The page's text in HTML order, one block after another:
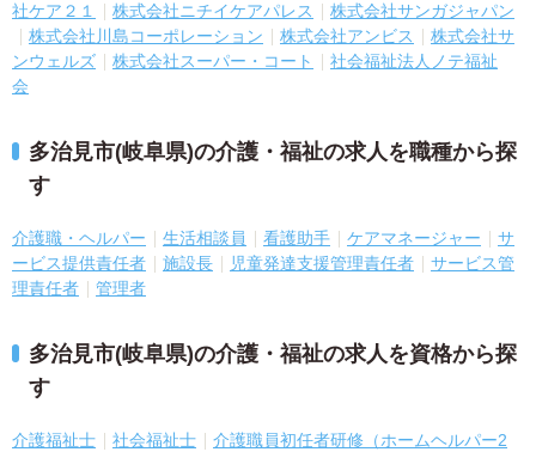
社ケア２１
株式会社ニチイケアパレス
株式会社サンガジャパン
株式会社川島コーポレーション
株式会社アンビス
株式会社サ
ンウェルズ
株式会社スーパー・コート
社会福祉法人ノテ福祉
会
多治見市(岐阜県)の介護・福祉の求人を職種から探
す
介護職・ヘルパー 生活相談員 看護助手 ケアマネージャー
サ
ービス提供責任者
施設長 児童発達支援管理責任者
サービス管
理責任者
管理者
多治見市(岐阜県)の介護・福祉の求人を資格から探
す
介護福祉士 社会福祉士
介護職員初任者研修（ホームヘルパー2